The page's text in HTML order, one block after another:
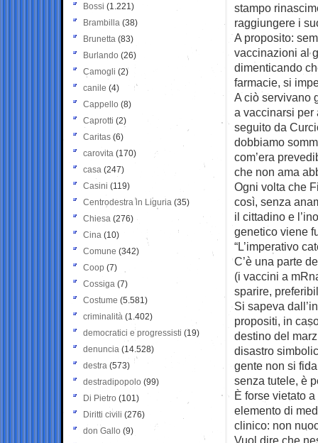
stampo
raggiungere i
A proposito:
vaccinazioni al
dimenticando
farmacie, si
A ciò servivano
a vaccinarsi per
seguito da
dobbiamo
com’era
che non ama
Ogni volta che
così, senza
il cittadino e
genetico viene
“L’imperativo
C’è una parte
(i vaccini a
sparire,
Si sapeva
propositi, in
destino del
disastro
gente non si
senza tutele, è
È forse vietato
elemento di
clinico: non
Vuol dire che
Bossi (1.221)
Brambilla (38)
Brunetta (83)
Burlando (26)
Camogli (2)
canile (4)
Cappello (8)
Caprotti (2)
Caritas (6)
carovita (170)
casa (247)
Casini (119)
Centrodestra in Liguria (35)
Chiesa (276)
Cina (10)
Comune (342)
Coop (7)
Cossiga (7)
Costume (5.581)
criminalità (1.402)
democratici e progressisti (19)
denuncia (14.528)
destra (573)
destradipopolo (99)
Di Pietro (101)
Diritti civili (276)
don Gallo (9)